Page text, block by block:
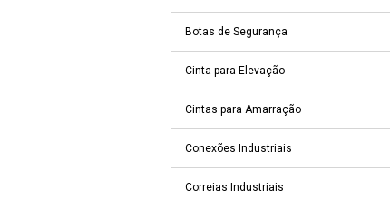
Botas de Segurança
Cinta para Elevação
Cintas para Amarração
Conexões Industriais
Correias Industriais